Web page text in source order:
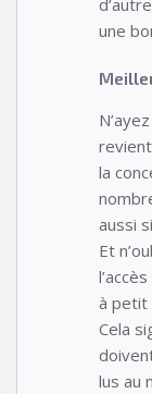
une
la
aussi
Et
à petit
Cela
lus au